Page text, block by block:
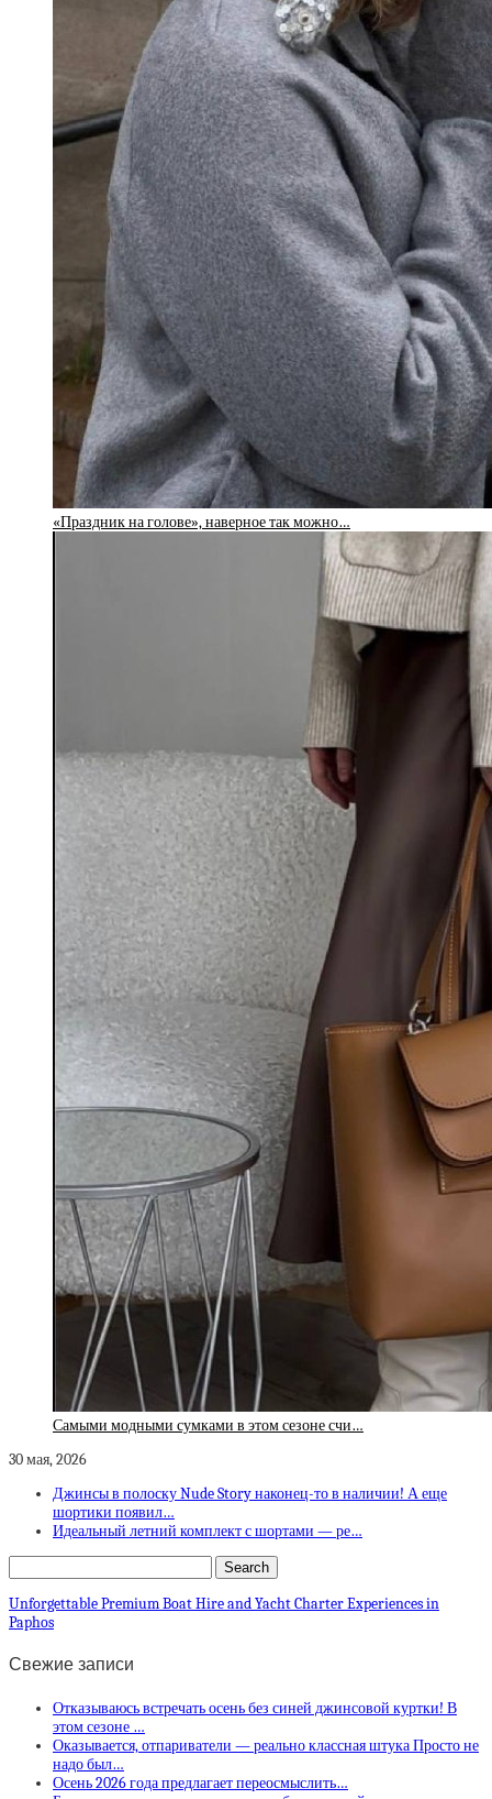
«Праздник на голове», наверное так можно…
Самыми модными сумками в этом сезоне счи…
30 мая, 2026
Джинсы в полоску Nude Story наконец-то в наличии! А еще
шортики появил…
Идеальный летний комплект с шортами — ре…
Unforgettable Premium Boat Hire and Yacht Charter Experiences in
Paphos
Свежие записи
Отказываюсь встречать осень без синей джинсовой куртки! В
этом сезоне …
Оказывается, отпариватели — реально классная штука Просто не
надо был…
Осень 2026 года предлагает переосмыслить…